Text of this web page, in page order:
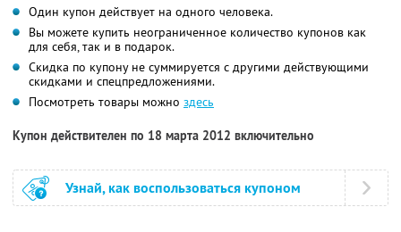
Один купон действует на одного человека.
Вы можете купить неограниченное количество купонов как
для себя, так и в подарок.
Скидка по купону не суммируется с другими действующими
скидками и спецпредложениями.
Посмотреть товары можно здесь
Купон действителен по 18 марта 2012 включительно
Узнай, как воспользоваться купоном